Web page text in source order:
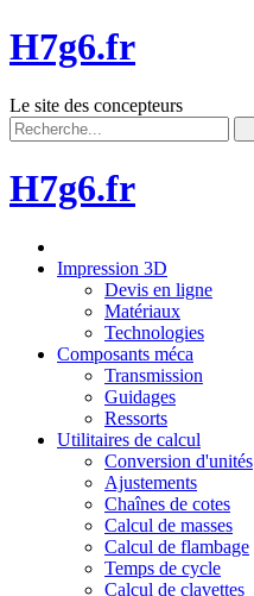
H7g6.fr
Le site des concepteurs
H7g6.fr
Impression 3D
Devis en ligne
Matériaux
Technologies
Composants méca
Transmission
Guidages
Ressorts
Utilitaires de calcul
Conversion d'unités
Ajustements
Chaînes de cotes
Calcul de masses
Calcul de flambage
Temps de cycle
Calcul de clavettes